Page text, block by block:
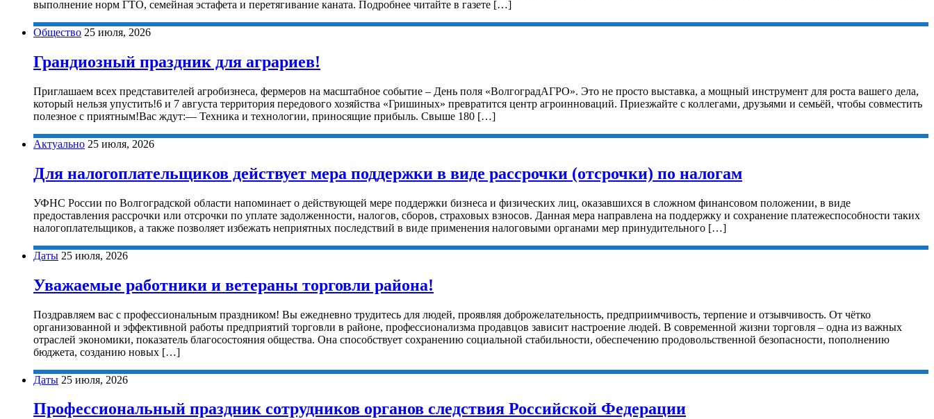
выполнение норм ГТО, семейная эстафета и перетягивание каната. Подробнее читайте в газете […]
Общество 25 июля, 2026
Грандиозный праздник для аграриев!
Приглашаем всех представителей агробизнеса, фермеров на масштабное событие – День поля «ВолгоградАГРО». Это не просто выставка, а мощный инструмент для роста вашего дела,
который нельзя упустить!6 и 7 августа территория передового хозяйства «Гришиных» превратится центр агроинноваций. Приезжайте с коллегами, друзьями и семьёй, чтобы совместить
полезное с приятным!Вас ждут:— Техника и технологии, приносящие прибыль. Свыше 180 […]
Актуально 25 июля, 2026
Для налогоплательщиков действует мера поддержки в виде рассрочки (отсрочки) по налогам
УФНС России по Волгоградской области напоминает о действующей мере поддержки бизнеса и физических лиц, оказавшихся в сложном финансовом положении, в виде
предоставления рассрочки или отсрочки по уплате задолженности, налогов, сборов, страховых взносов. Данная мера направлена на поддержку и сохранение платежеспособности таких
налогоплательщиков, а также позволяет избежать неприятных последствий в виде применения налоговыми органами мер принудительного […]
Даты 25 июля, 2026
Уважаемые работники и ветераны торговли района!
Поздравляем вас с профессиональным праздником! Вы ежедневно трудитесь для людей, проявляя доброжелательность, предприимчивость, терпение и отзывчивость. От чётко
организованной и эффективной работы предприятий торговли в районе, профессионализма продавцов зависит настроение людей. В современной жизни торговля – одна из важных
отраслей экономики, показатель благосостояния общества. Она способствует сохранению социальной стабильности, обеспечению продовольственной безопасности, пополнению
бюджета, созданию новых […]
Даты 25 июля, 2026
Профессиональный праздник сотрудников органов следствия Российской Федерации